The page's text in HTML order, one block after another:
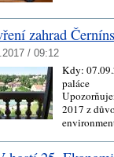
zahrad
/ 09:12
Kdy:
paláce
2017 z